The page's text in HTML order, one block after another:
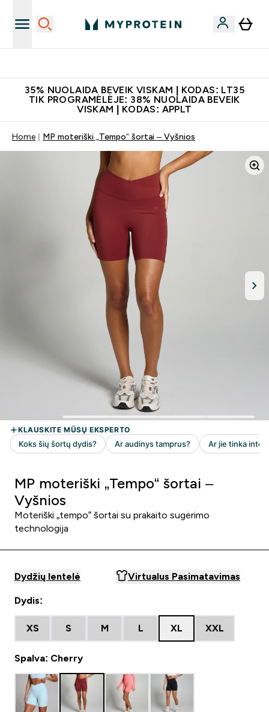
35% NUOLAIDA BEVEIK VISKAM | KODAS: LT35
TIK PROGRAMĖLĖJE: 38% NUOLAIDA BEVEIK
VISKAM | KODAS: APPLT
Home MP moteriški „Tempo“ šortai – Vyšnios
MP moteriški „Tempo“ šortai –
Vyšnios
Moteriški „tempo“ šortai su prakaito sugėrimo
technologija
Dydžių lentelė Virtualus Pasimatavimas
Dydis:
XS S M L XL XXL
Spalva: Cherry